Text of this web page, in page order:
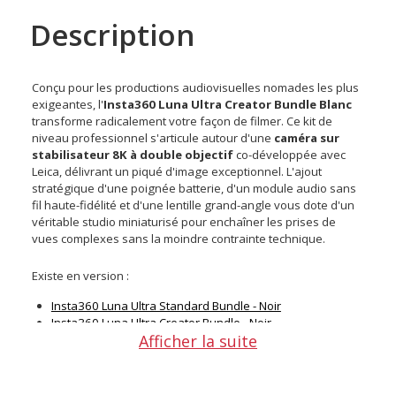
Description
Conçu pour les productions audiovisuelles nomades les plus
exigeantes, l'Insta360 Luna Ultra Creator Bundle Blanc
transforme radicalement votre façon de filmer. Ce kit de
niveau professionnel s'articule autour d'une caméra sur
stabilisateur 8K à double objectifco-développée avec
Leica, délivrant un piqué d'image exceptionnel. L'ajout
stratégique d'une poignée batterie, d'un module audio sans
fil haute-fidélité et d'une lentille grand-angle vous dote d'un
véritable studio miniaturisé pour enchaîner les prises de
vues complexes sans la moindre contrainte technique.
Existe en version :
Insta360 Luna Ultra Standard Bundle - Noir
Insta360 Luna Ultra Creator Bundle - Noir
Insta360 Luna Ultra Standard Bundle - Blanc
Afficher la suite